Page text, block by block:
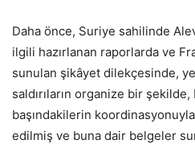
Daha önce, Suriye sahilinde
ilgili hazırlanan raporlarda ve
sunulan şikâyet dilekçesinde,
saldırıların organize bir
başındakilerin
edilmiş ve buna dair belgeler